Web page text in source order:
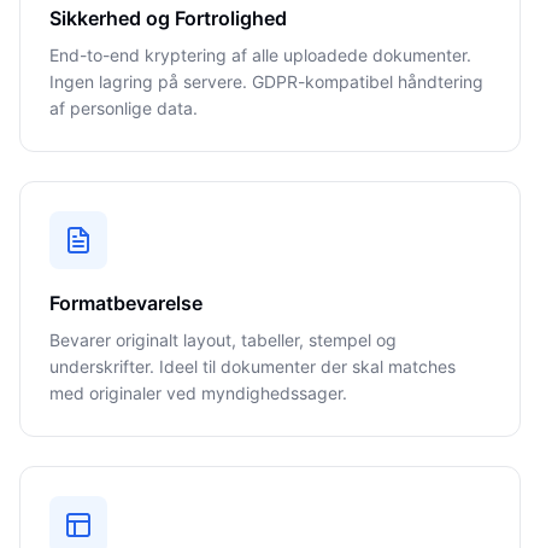
Sikkerhed og Fortrolighed
End-to-end kryptering af alle uploadede dokumenter.
Ingen lagring på servere. GDPR-kompatibel håndtering
af personlige data.
Formatbevarelse
Bevarer originalt layout, tabeller, stempel og
underskrifter. Ideel til dokumenter der skal matches
med originaler ved myndighedssager.